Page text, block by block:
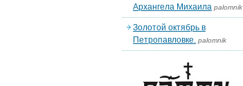
Архангела Михаила palomnik
Золотой октябрь в
Петропавловке. palomnik